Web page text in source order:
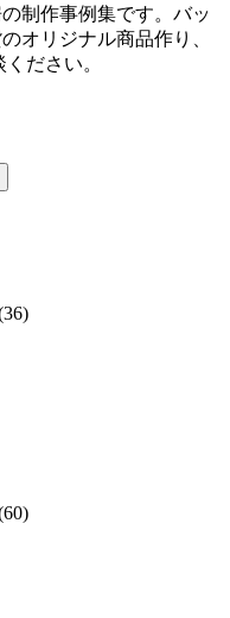
制作事例集です。バッ
オリジナル商品作り、
ださい。